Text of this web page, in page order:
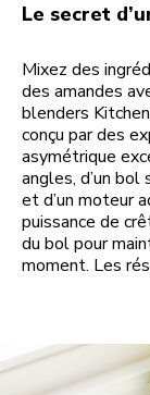
Le secret
Mixez des
des amandes
blenders
conçu par des
asymétrique
angles, d’un
et d’un moteur
puissance de
du bol pour
moment. Les